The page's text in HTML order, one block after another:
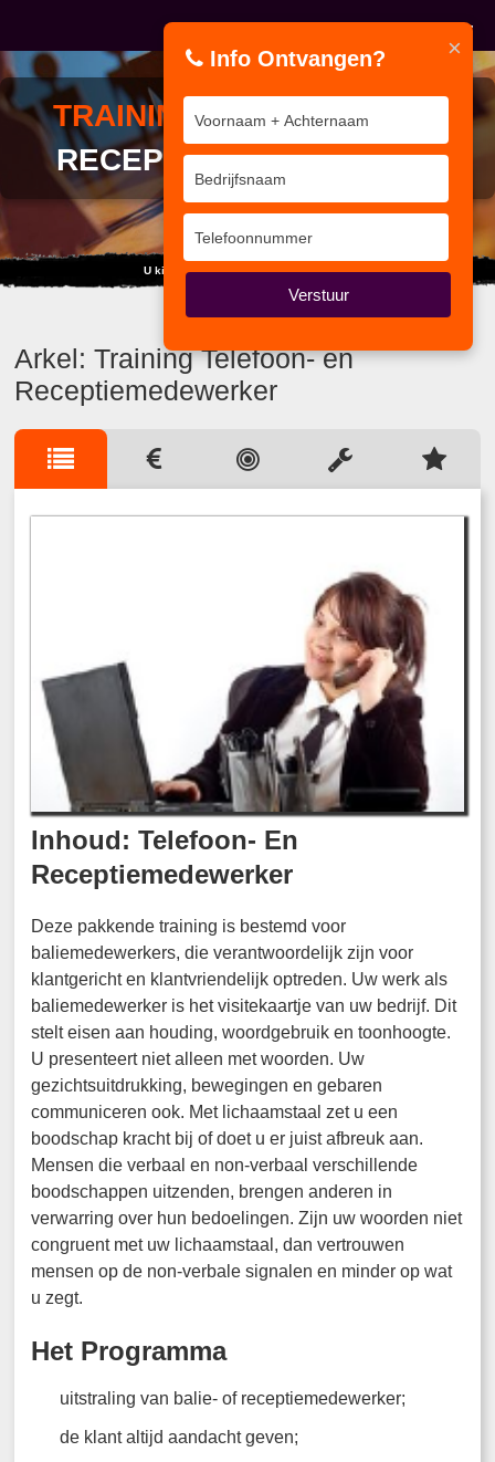
TRAININGTELEFOON- EN
RECEPTIEMEDEWERKER
U kiest BVenT als u scherp wilt trainen
Arkel: Training Telefoon- en
Receptiemedewerker
Inhoud: Telefoon- En
Receptiemedewerker
Deze pakkende training is bestemd voor
baliemedewerkers, die verantwoordelijk zijn voor
klantgericht en klantvriendelijk optreden. Uw werk als
baliemedewerker is het visitekaartje van uw bedrijf. Dit
stelt eisen aan houding, woordgebruik en toonhoogte.
U presenteert niet alleen met woorden. Uw
gezichtsuitdrukking, bewegingen en gebaren
communiceren ook. Met lichaamstaal zet u een
boodschap kracht bij of doet u er juist afbreuk aan.
Mensen die verbaal en non-verbaal verschillende
boodschappen uitzenden, brengen anderen in
verwarring over hun bedoelingen. Zijn uw woorden niet
congruent met uw lichaamstaal, dan vertrouwen
mensen op de non-verbale signalen en minder op wat
u zegt.
Het Programma
uitstraling van balie- of receptiemedewerker;
de klant altijd aandacht geven;
×
Info Ontvangen?
Verstuur